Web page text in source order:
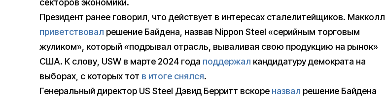
секторов экономики.
Президент ранее говорил, что действует в интересах сталелитейщиков. Макколл
приветствовал решение Байдена, назвав Nippon Steel «серийным торговым
жуликом», который «подрывал отрасль, вываливая свою продукцию на рынок»
США. К слову, USW в марте 2024 года поддержал кандидатуру демократа на
выборах, с которых тот в итоге снялся.
Генеральный директор US Steel Дэвид Берритт вскоре назвал решение Байдена